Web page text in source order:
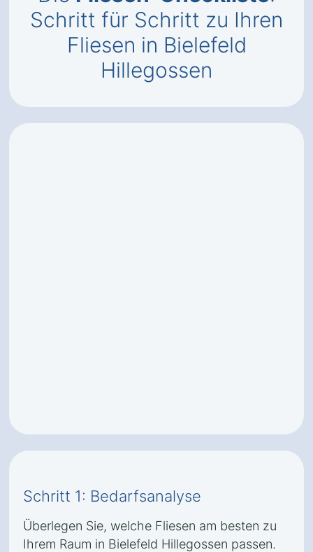
Schritt für Schritt zu Ihren
Fliesen in Bielefeld
Hillegossen
Schritt 1: Bedarfsanalyse
Überlegen Sie, welche Fliesen am besten zu
Ihrem Raum in Bielefeld Hillegossen passen.